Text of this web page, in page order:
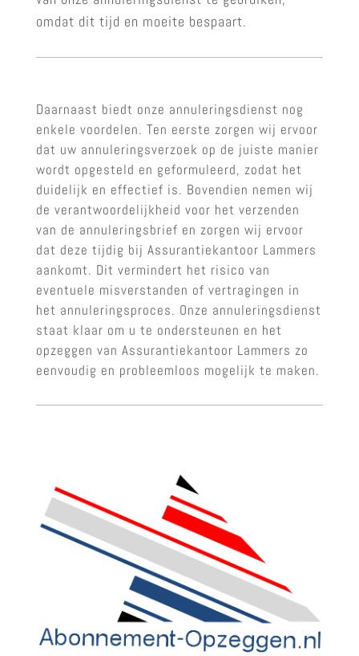
omdat dit tijd en moeite bespaart.
Daarnaast biedt onze annuleringsdienst nog
enkele voordelen. Ten eerste zorgen wij ervoor
dat uw annuleringsverzoek op de juiste manier
wordt opgesteld en geformuleerd, zodat het
duidelijk en effectief is. Bovendien nemen wij
de verantwoordelijkheid voor het verzenden
van de annuleringsbrief en zorgen wij ervoor
dat deze tijdig bij Assurantiekantoor Lammers
aankomt. Dit vermindert het risico van
eventuele misverstanden of vertragingen in
het annuleringsproces. Onze annuleringsdienst
staat klaar om u te ondersteunen en het
opzeggen van Assurantiekantoor Lammers zo
eenvoudig en probleemloos mogelijk te maken.